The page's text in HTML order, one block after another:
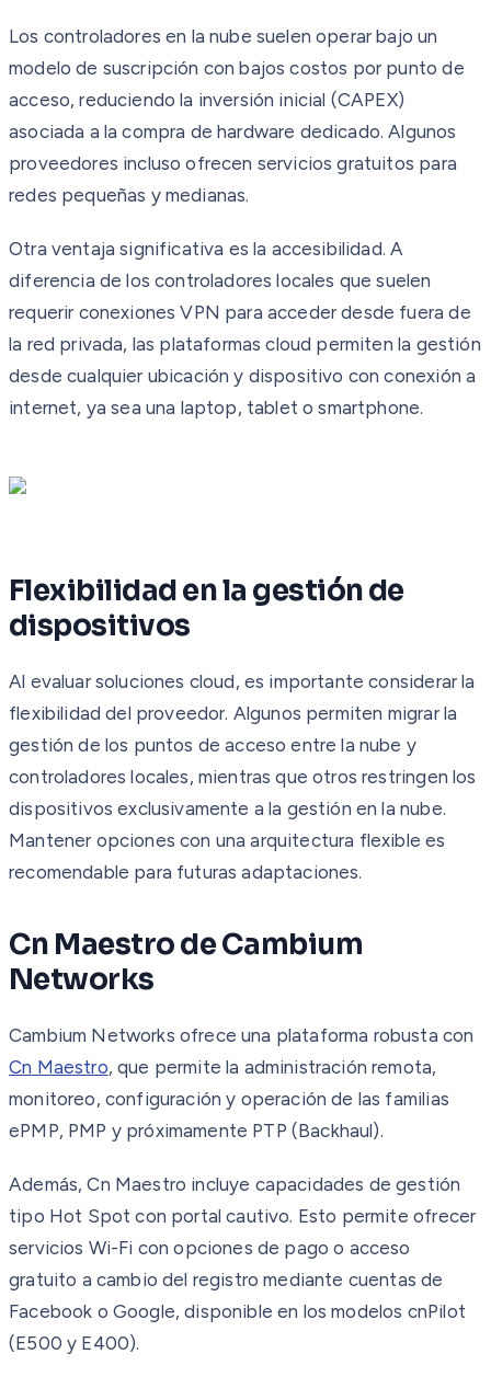
Los controladores en la nube suelen operar bajo un
modelo de suscripción con bajos costos por punto de
acceso, reduciendo la inversión inicial (CAPEX)
asociada a la compra de hardware dedicado. Algunos
proveedores incluso ofrecen servicios gratuitos para
redes pequeñas y medianas.
Otra ventaja significativa es la accesibilidad. A
diferencia de los controladores locales que suelen
requerir conexiones VPN para acceder desde fuera de
la red privada, las plataformas cloud permiten la gestión
desde cualquier ubicación y dispositivo con conexión a
internet, ya sea una laptop, tablet o smartphone.
Flexibilidad en la gestión de
dispositivos
Al evaluar soluciones cloud, es importante considerar la
flexibilidad del proveedor. Algunos permiten migrar la
gestión de los puntos de acceso entre la nube y
controladores locales, mientras que otros restringen los
dispositivos exclusivamente a la gestión en la nube.
Mantener opciones con una arquitectura flexible es
recomendable para futuras adaptaciones.
Cn Maestro de Cambium
Networks
Cambium Networks ofrece una plataforma robusta con
Cn Maestro, que permite la administración remota,
monitoreo, configuración y operación de las familias
ePMP, PMP y próximamente PTP (Backhaul).
Además, Cn Maestro incluye capacidades de gestión
tipo Hot Spot con portal cautivo. Esto permite ofrecer
servicios Wi-Fi con opciones de pago o acceso
gratuito a cambio del registro mediante cuentas de
Facebook o Google, disponible en los modelos cnPilot
(E500 y E400).